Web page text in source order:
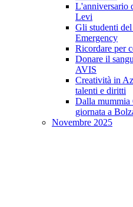
L'anniversario
Levi
Gli studenti
Emergency
Ricordare per
Donare il
AVIS
Creatività in
talenti e diritti
Dalla mummia
giornata a
Novembre 2025